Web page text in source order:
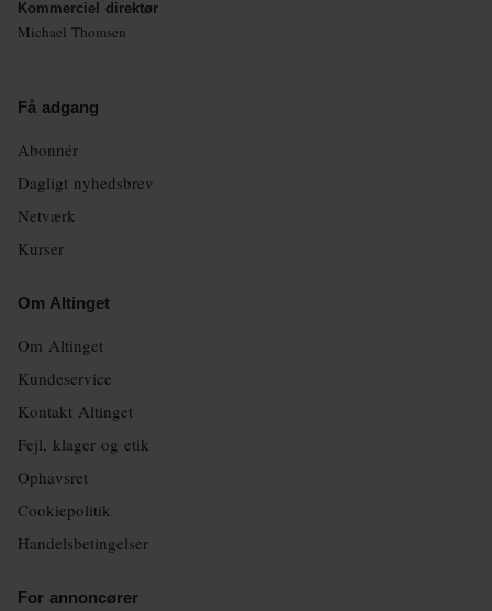
Kommerciel direktør
Michael Thomsen
Få adgang
Abonnér
Dagligt nyhedsbrev
Netværk
Kurser
Om Altinget
Om Altinget
Kundeservice
Kontakt Altinget
Fejl, klager og etik
Ophavsret
Cookiepolitik
Handelsbetingelser
For annoncører